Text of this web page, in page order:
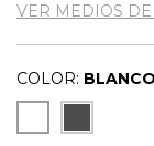
VER MEDIOS DE
COLOR: BLANCO